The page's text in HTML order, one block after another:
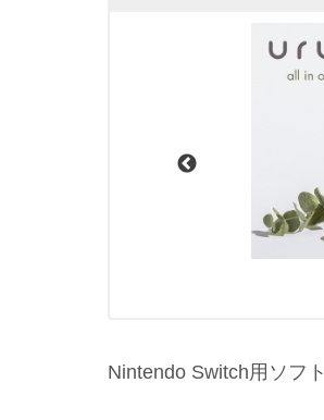
Nintendo Switch用ソフト